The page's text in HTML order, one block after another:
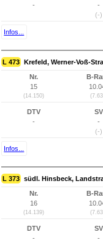
-
-
(-)
Infos...
L 473 Krefeld, Werner-Voß-
Nr.
15
(14.150)
B-
DTV
-
SV
-
(-)
Infos...
L 373 südl. Hinsbeck,
Nr.
16
(14.139)
B-
DTV
-
SV
-